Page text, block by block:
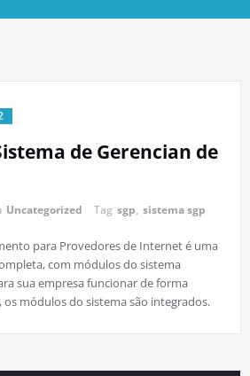
de Gerencian de
Uncategorized Tag sgp, sistema sgp
para Provedores de Internet é uma
com módulos do sistema
sua empresa funcionar de forma
módulos do sistema são integrados.